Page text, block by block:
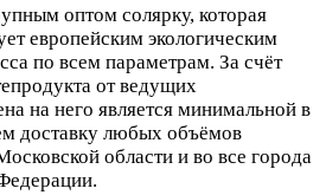
оптом солярку, которая
европейским экологическим
по всем параметрам. За счёт
от ведущих
на него является минимальной в
доставку любых объёмов
области и во все города